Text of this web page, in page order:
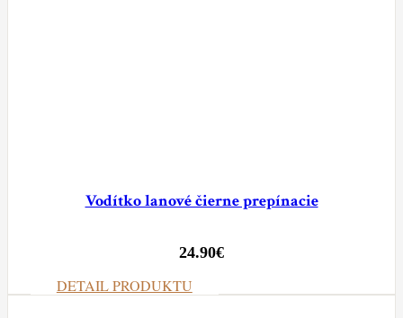
Vodítko lanové čierne prepínacie
24.90€
DETAIL PRODUKTU